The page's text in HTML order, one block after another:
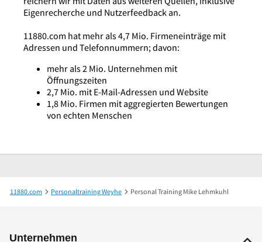
Eigenrecherche und Nutzerfeedback an.
11880.com hat mehr als 4,7 Mio. Firmeneinträge mit
Adressen und Telefonnummern; davon:
mehr als 2 Mio. Unternehmen mit
Öffnungszeiten
2,7 Mio. mit E-Mail-Adressen und Website
1,8 Mio. Firmen mit aggregierten Bewertungen
von echten Menschen
11880.com Personaltraining Weyhe Personal Training Mike Lehmkuhl
Unternehmen